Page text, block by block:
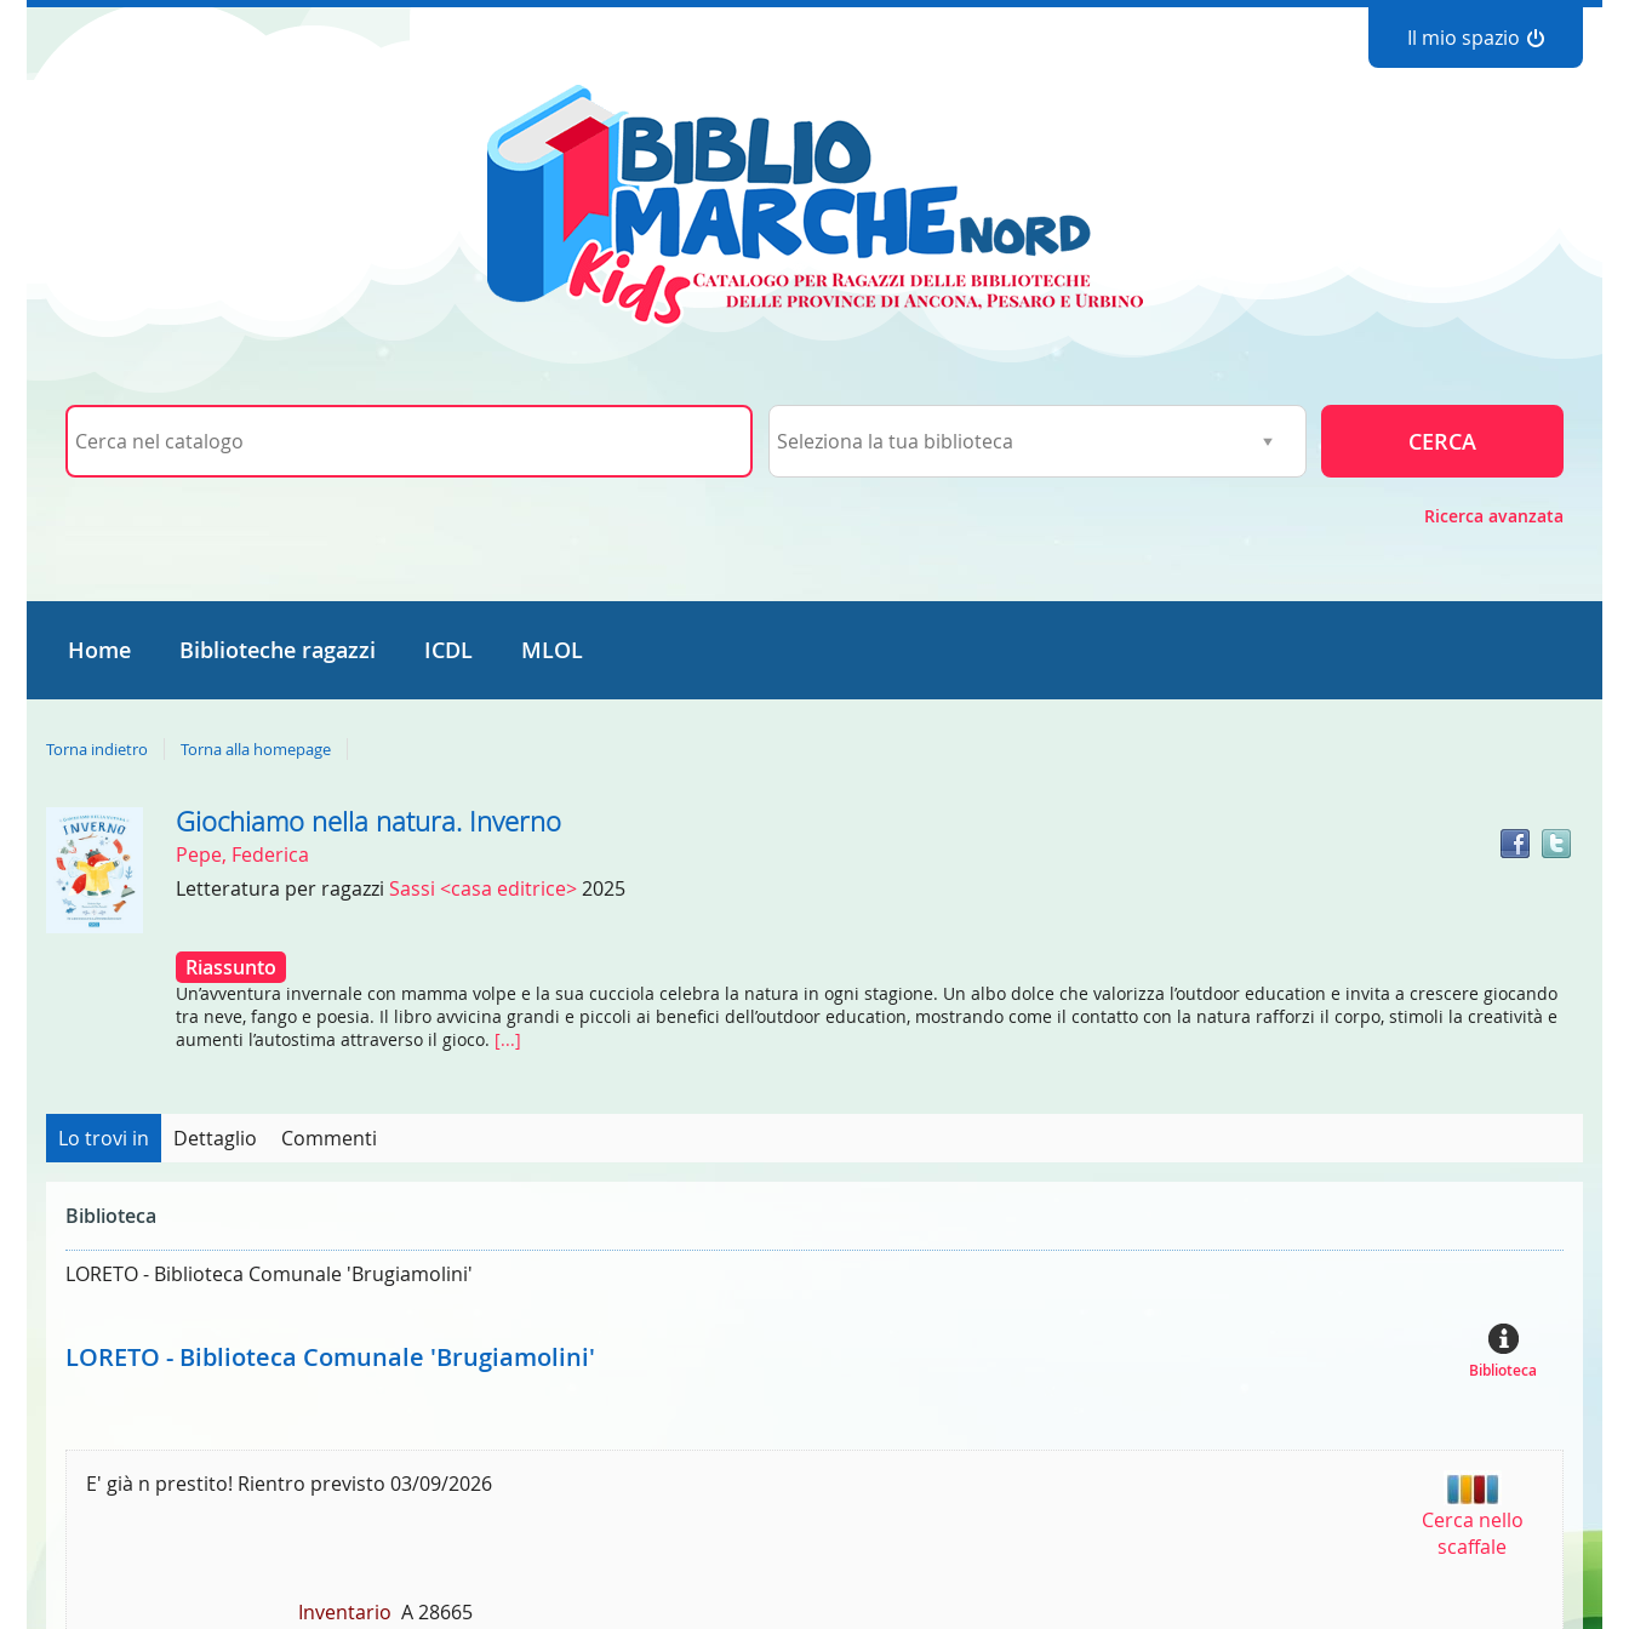
Il mio spazio
Cerca su "Cerca nel catalogo"
CERCA
Ricerca avanzata
Home Biblioteche ragazzi ICDL MLOL
Torna indietro Torna alla homepage
Dettaglio
del
documento
Giochiamo nella natura. Inverno
Pepe, Federica
Letteratura per ragazzi Sassi <casa editrice>2025
Riassunto
Un’avventura invernale con mamma volpe e la sua cucciola celebra la natura in ogni stagione. Un albo dolce che valorizza l’outdoor education e invita a crescere giocando
tra neve, fango e poesia. Il libro avvicina grandi e piccoli ai benefici dell’outdoor education, mostrando come il contatto con la natura rafforzi il corpo, stimoli la creatività e
aumenti l’autostima attraverso il gioco. [...]
Lo trovi in Dettaglio Commenti
Biblioteca
LORETO - Biblioteca Comunale 'Brugiamolini'
LORETO - Biblioteca Comunale 'Brugiamolini' Biblioteca
E' già n prestito! Rientro previsto 03/09/2026
Inventario A 28665
Cerca nello
scaffale